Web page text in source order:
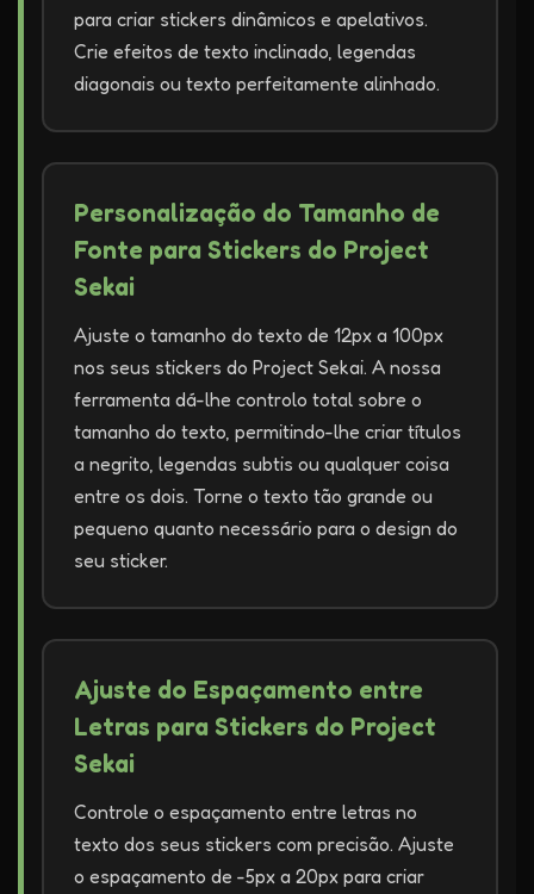
para criar stickers dinâmicos e apelativos.
Crie efeitos de texto inclinado, legendas
diagonais ou texto perfeitamente alinhado.
Personalização do Tamanho de
Fonte para Stickers do Project
Sekai
Ajuste o tamanho do texto de 12px a 100px
nos seus stickers do Project Sekai. A nossa
ferramenta dá-lhe controlo total sobre o
tamanho do texto, permitindo-lhe criar títulos
a negrito, legendas subtis ou qualquer coisa
entre os dois. Torne o texto tão grande ou
pequeno quanto necessário para o design do
seu sticker.
Ajuste do Espaçamento entre
Letras para Stickers do Project
Sekai
Controle o espaçamento entre letras no
texto dos seus stickers com precisão. Ajuste
o espaçamento de -5px a 20px para criar